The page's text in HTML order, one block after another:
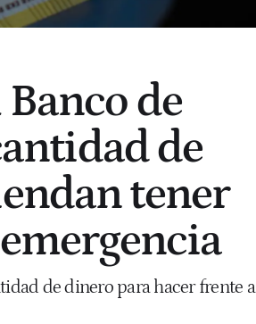
de
de
tener
de dinero para hacer frente a